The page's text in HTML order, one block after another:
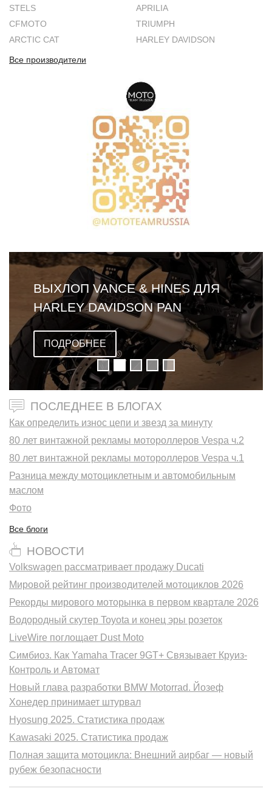
STELS
APRILIA
CFMOTO
TRIUMPH
ARCTIC CAT
HARLEY DAVIDSON
Все производители
ВЫХЛОП VANCE & HINES ДЛЯ
HARLEY DAVIDSON PAN
AMERICA
ПОДРОБНЕЕ
ПОСЛЕДНЕЕ В БЛОГАХ
Как определить износ цепи и звезд за минуту
80 лет винтажной рекламы мотороллеров Vespa ч.2
80 лет винтажной рекламы мотороллеров Vespa ч.1
Разница между мотоциклетным и автомобильным
маслом
Фото
Все блоги
НОВОСТИ
Volkswagen рассматривает продажу Ducati
Мировой рейтинг производителей мотоциклов 2026
Рекорды мирового моторынка в первом квартале 2026
Водородный скутер Toyota и конец эры розеток
LiveWire поглощает Dust Moto
Симбиоз. Как Yamaha Tracer 9GT+ Связывает Круиз-
Контроль и Автомат
Новый глава разработки BMW Motorrad. Йозеф
Хонедер принимает штурвал
Hyosung 2025. Статистика продаж
Kawasaki 2025. Статистика продаж
Полная защита мотоцикла: Внешний аирбаг — новый
рубеж безопасности